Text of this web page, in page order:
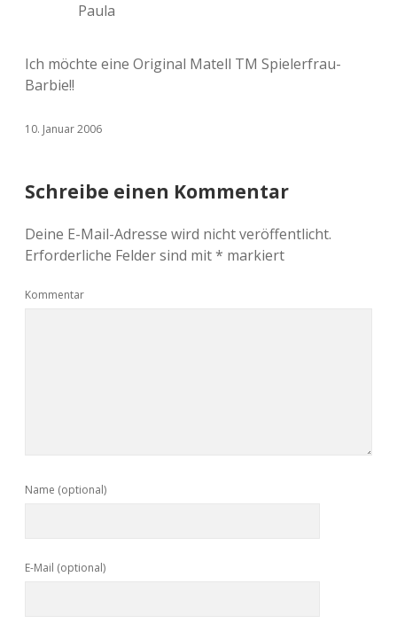
Paula
Ich möchte eine Original Matell TM Spielerfrau-
Barbie!!
10. Januar 2006
Schreibe einen Kommentar
Deine E-Mail-Adresse wird nicht veröffentlicht.
Erforderliche Felder sind mit* markiert
Kommentar
Name (optional)
E-Mail (optional)